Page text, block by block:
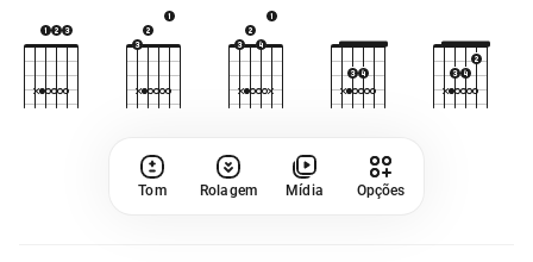
Tom Rolagem Mídia Opções